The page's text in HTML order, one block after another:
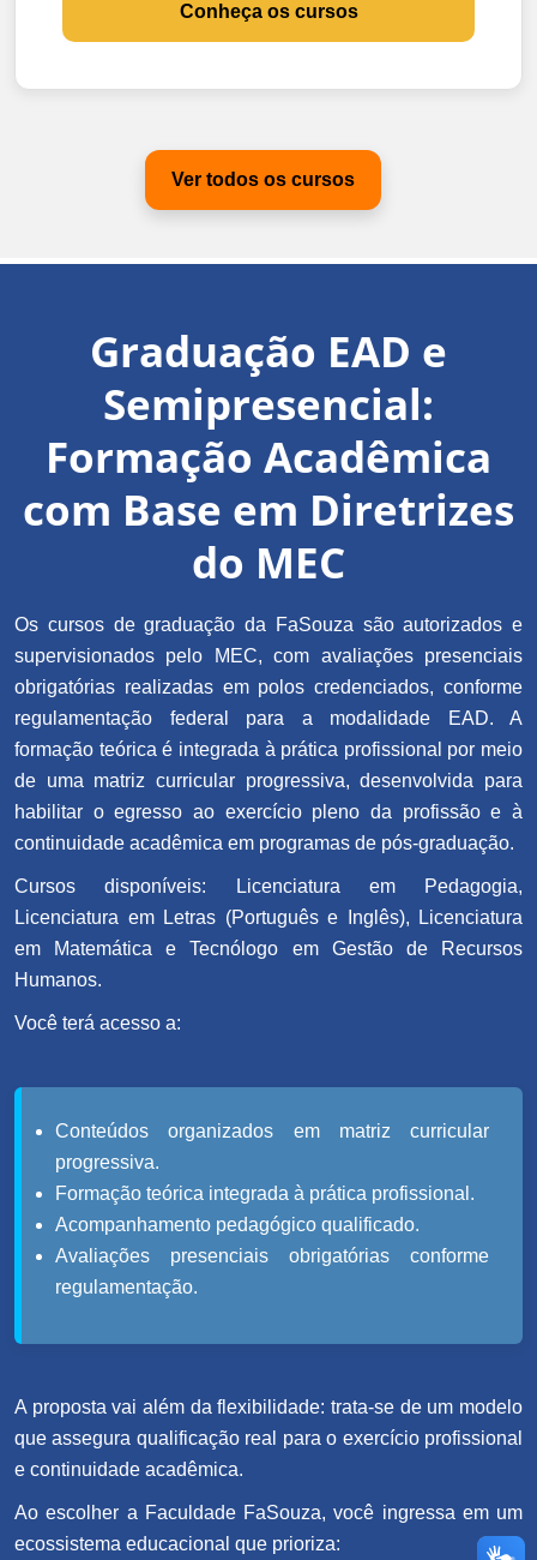
Conheça os cursos
Ver todos os cursos
Graduação EAD e
Semipresencial:
Formação Acadêmica
com Base em Diretrizes
do MEC
Os cursos de graduação da FaSouza são autorizados e
supervisionados pelo MEC, com avaliações presenciais
obrigatórias realizadas em polos credenciados, conforme
regulamentação federal para a modalidade EAD. A
formação teórica é integrada à prática profissional por meio
de uma matriz curricular progressiva, desenvolvida para
habilitar o egresso ao exercício pleno da profissão e à
continuidade acadêmica em programas de pós-graduação.
Cursos disponíveis: Licenciatura em Pedagogia,
Licenciatura em Letras (Português e Inglês), Licenciatura
em Matemática e Tecnólogo em Gestão de Recursos
Humanos.
Você terá acesso a:
Conteúdos organizados em matriz curricular
progressiva.
Formação teórica integrada à prática profissional.
Acompanhamento pedagógico qualificado.
Avaliações presenciais obrigatórias conforme
regulamentação.
A proposta vai além da flexibilidade: trata-se de um modelo
que assegura qualificação real para o exercício profissional
e continuidade acadêmica.
Ao escolher a Faculdade FaSouza, você ingressa em um
ecossistema educacional que prioriza: